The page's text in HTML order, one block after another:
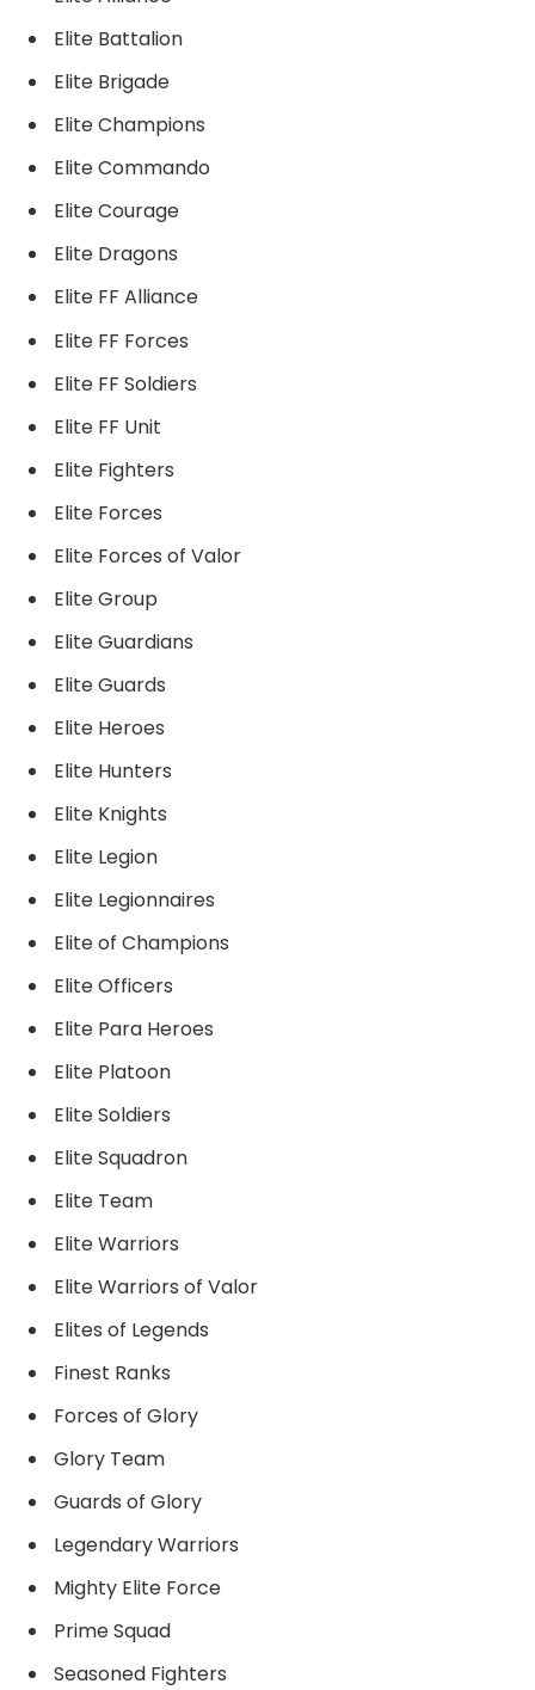
Elite Battalion
Elite Brigade
Elite Champions
Elite Commando
Elite Courage
Elite Dragons
Elite FF Alliance
Elite FF Forces
Elite FF Soldiers
Elite FF Unit
Elite Fighters
Elite Forces
Elite Forces of Valor
Elite Group
Elite Guardians
Elite Guards
Elite Heroes
Elite Hunters
Elite Knights
Elite Legion
Elite Legionnaires
Elite of Champions
Elite Officers
Elite Para Heroes
Elite Platoon
Elite Soldiers
Elite Squadron
Elite Team
Elite Warriors
Elite Warriors of Valor
Elites of Legends
Finest Ranks
Forces of Glory
Glory Team
Guards of Glory
Legendary Warriors
Mighty Elite Force
Prime Squad
Seasoned Fighters